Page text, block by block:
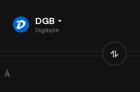
DGB
Digibyte
À